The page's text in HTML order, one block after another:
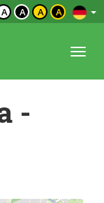
A A A A
-